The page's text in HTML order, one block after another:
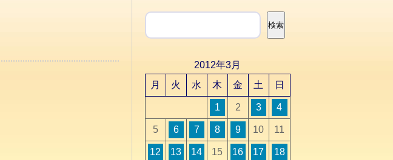
検索
検索
2012年3月
月
火 水 木 金 土 日
1 2 3 4
5 6 7 8 9 10 11
12 13 14 15 16 17 18